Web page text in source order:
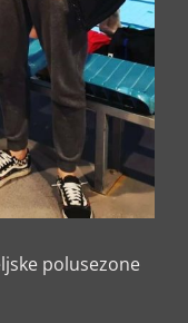
polusezone